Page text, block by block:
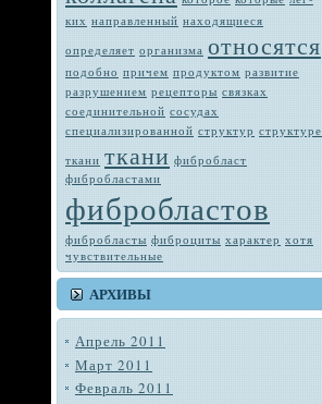
ких направленный находящиеся
определяет орга­низма относятся
подобно при­чем продуктом развитие
разрушением рецепторы связках
соединительной сосудах
специализированной структур структуре
тка­ни ткани фибробласт
фибробластами
фибробластов
фибробласты фиброциты характер хотя
чувствитель­ные
АРХИВЫ
Апрель 2011
Март 2011
Февраль 2011